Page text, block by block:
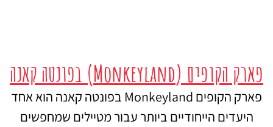
פארק הקופים (Monkeyland) בפונטה קאנה
פארק הקופים Monkeyland בפונטה קאנה הוא אחד
היעדים הייחודיים ביותר עבור מטיילים שמחפשים